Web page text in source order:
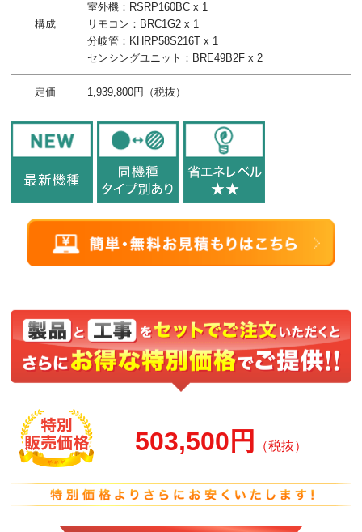
構成
室外機：RSRP160BC x 1
リモコン：BRC1G2 x 1
分岐管：KHRP58S216T x 1
センシングユニット：BRE49B2F x 2
定価 1,939,800円（税抜）
503,500円 （税抜）